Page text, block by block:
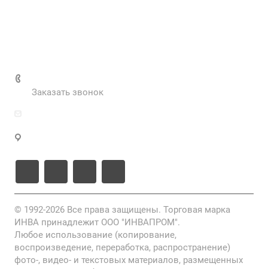
Заказать звонок
© 1992-2026 Все права защищены. Торговая марка
ИНВА принадлежит ООО "ИНВАПРОМ".
Любое использование (копирование,
воспроизведение, переработка, распространение)
фото-, видео- и текстовых материалов, размещенных